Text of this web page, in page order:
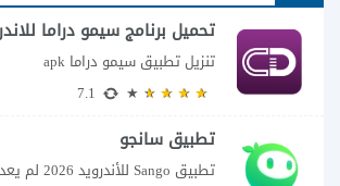
تحميل برنامج سيمو دراما
تنزيل تطبيق سيمو دراما apk
تطبيق سانجو